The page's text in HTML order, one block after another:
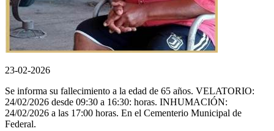
23-02-2026
Se informa su fallecimiento a la edad de 65 años. VELATORIO:
24/02/2026 desde 09:30 a 16:30: horas. INHUMACIÓN:
24/02/2026 a las 17:00 horas. En el Cementerio Municipal de
Federal.